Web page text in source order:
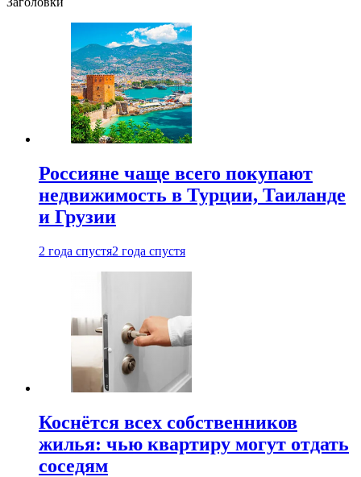
Россияне чаще всего покупают
недвижимость в Турции, Таиланде
и Грузии
2 года спустя2 года спустя
Коснётся всех собственников
жилья: чью квартиру могут отдать
соседям